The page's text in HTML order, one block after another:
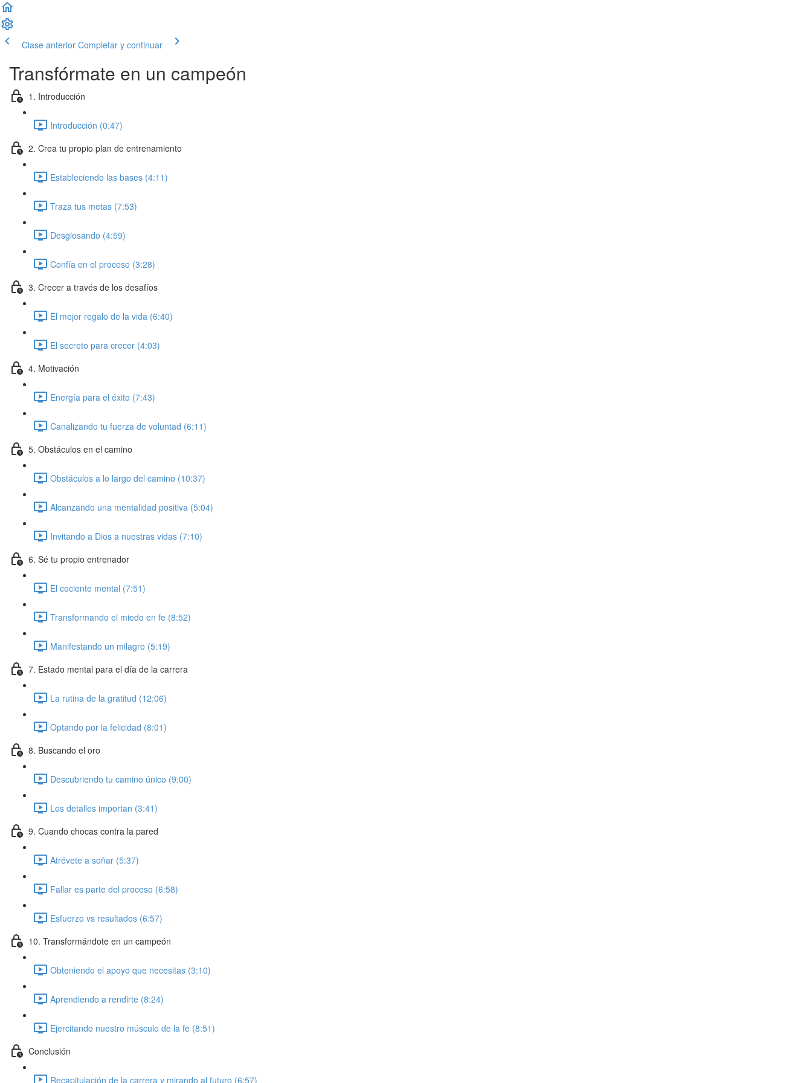
Clase anterior Completar y continuar
Transfórmate en un campeón
1. Introducción
Introducción (0:47)
2. Crea tu propio plan de entrenamiento
Estableciendo las bases (4:11)
Traza tus metas (7:53)
Desglosando (4:59)
Confía en el proceso (3:28)
3. Crecer a través de los desafíos
El mejor regalo de la vida (6:40)
El secreto para crecer (4:03)
4. Motivación
Energía para el éxito (7:43)
Canalizando tu fuerza de voluntad (6:11)
5. Obstáculos en el camino
Obstáculos a lo largo del camino (10:37)
Alcanzando una mentalidad positiva (5:04)
Invitando a Dios a nuestras vidas (7:10)
6. Sé tu propio entrenador
El cociente mental (7:51)
Transformando el miedo en fe (8:52)
Manifestando un milagro (5:19)
7. Estado mental para el día de la carrera
La rutina de la gratitud (12:06)
Optando por la felicidad (8:01)
8. Buscando el oro
Descubriendo tu camino único (9:00)
Los detalles importan (3:41)
9. Cuando chocas contra la pared
Atrévete a soñar (5:37)
Fallar es parte del proceso (6:58)
Esfuerzo vs resultados (6:57)
10. Transformándote en un campeón
Obteniendo el apoyo que necesitas (3:10)
Aprendiendo a rendirte (8:24)
Ejercitando nuestro músculo de la fe (8:51)
Conclusión
Recapitulación de la carrera y mirando al futuro (6:57)